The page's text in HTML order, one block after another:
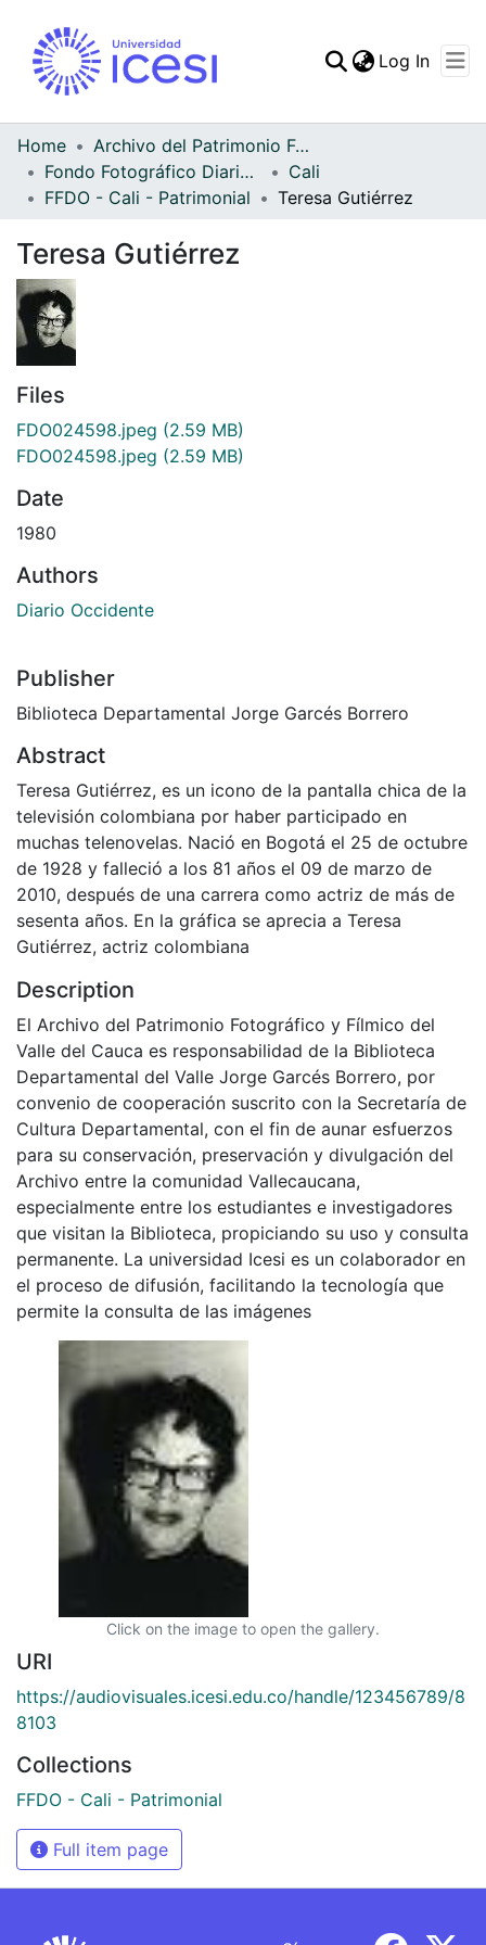
Statistics
Log In
Home
Archivo del Patrimonio Fotográfico y Fílmico del Valle del Cauca
Fondo Fotográfico Diario Occidente
Cali
FFDO - Cali - Patrimonial
Teresa Gutiérrez
Teresa Gutiérrez
Files
FDO024598.jpeg (2.59 MB)
FDO024598.jpeg (2.59 MB)
Date
1980
Authors
Diario Occidente
Publisher
Biblioteca Departamental Jorge Garcés Borrero
Abstract
Teresa Gutiérrez, es un icono de la pantalla chica de la
televisión colombiana por haber participado en
muchas telenovelas. Nació en Bogotá el 25 de octubre
de 1928 y falleció a los 81 años el 09 de marzo de
2010, después de una carrera como actriz de más de
sesenta años. En la gráfica se aprecia a Teresa
Gutiérrez, actriz colombiana
Description
El Archivo del Patrimonio Fotográfico y Fílmico del
Valle del Cauca es responsabilidad de la Biblioteca
Departamental del Valle Jorge Garcés Borrero, por
convenio de cooperación suscrito con la Secretaría de
Cultura Departamental, con el fin de aunar esfuerzos
para su conservación, preservación y divulgación del
Archivo entre la comunidad Vallecaucana,
especialmente entre los estudiantes e investigadores
que visitan la Biblioteca, propiciando su uso y consulta
permanente. La universidad Icesi es un colaborador en
el proceso de difusión, facilitando la tecnología que
permite la consulta de las imágenes
Click on the image to open the gallery.
URI
https://audiovisuales.icesi.edu.co/handle/123456789/8
8103
Collections
FFDO - Cali - Patrimonial
Full item page